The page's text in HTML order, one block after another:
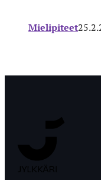
Mielipiteet